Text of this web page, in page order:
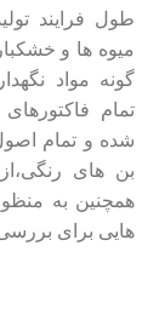
میوه ها و
گونه مواد
تمام
شده و تمام
همچنین به
هایی برای